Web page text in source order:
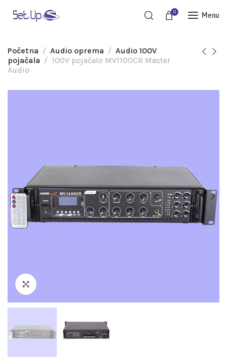
0 Menu
Početna Audio oprema
Audio 100V
pojačala
100V pojačalo MV1100CR Master
Audio